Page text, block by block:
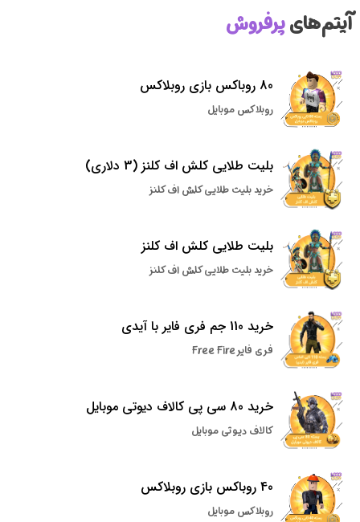
آیتم‌هایپرفروش
80 روباکس بازی روبلاکس
روبلاکس موبایل
بلیت طلایی کلش اف کلنز (3 دلاری)
خرید بلیت طلایی کلش اف کلنز
بلیت طلایی کلش اف کلنز
خرید بلیت طلایی کلش اف کلنز
خرید 110 جم فری فایر با آیدی
فری فایر Free Fire
خرید 80 سی پی کالاف دیوتی موبایل
کالاف دیوتی موبایل
40 روباکس بازی روبلاکس
روبلاکس موبایل